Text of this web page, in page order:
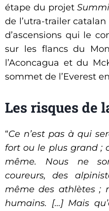
étape du projet
de l’utra-trailer catalan
d’ascensions qui le
sur les flancs du
l’Aconcagua et du
sommet de l’Everest
Les risques de
“Ce n’est pas à qui
fort ou le plus grand ;
même. Nous ne
coureurs, des
même des athlètes ;
humains. […] Mais